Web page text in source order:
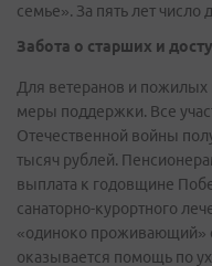
семье». За пять лет число
Забота о старших и
Для ветеранов и
меры поддержки. Все
Отечественной войны
тысяч рублей.
выплата к годовщине
санаторно-курортного
«одиноко проживающий»
оказывается помощь по